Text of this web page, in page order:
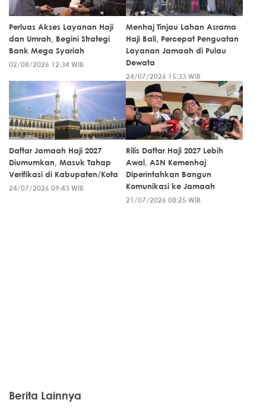
Perluas Akses Layanan Haji
dan Umrah, Begini Strategi
Bank Mega Syariah
02/08/2026 12:34 WIB
Menhaj Tinjau Lahan Asrama
Haji Bali, Percepat Penguatan
Layanan Jamaah di Pulau
Dewata
24/07/2026 15:33 WIB
Daftar Jamaah Haji 2027
Diumumkan, Masuk Tahap
Verifikasi di Kabupaten/Kota
24/07/2026 09:43 WIB
Rilis Daftar Haji 2027 Lebih
Awal, ASN Kemenhaj
Diperintahkan Bangun
Komunikasi ke Jamaah
21/07/2026 08:25 WIB
Berita Lainnya